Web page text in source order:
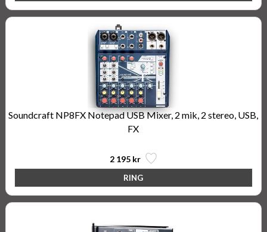
Soundcraft NP8FX Notepad USB Mixer, 2 mik, 2 stereo, USB,
FX
2 195 kr